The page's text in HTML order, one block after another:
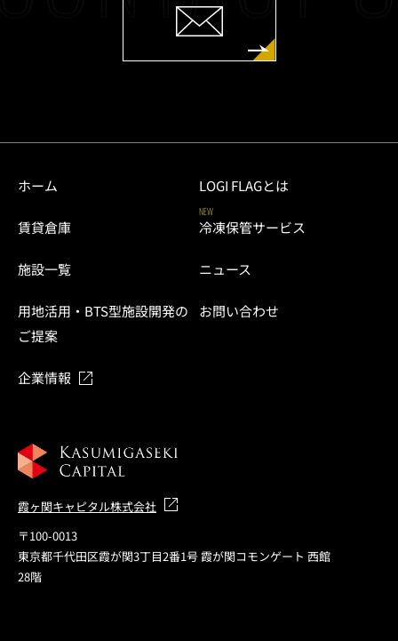
ホーム LOGI FLAGとは
賃貸倉庫
NEW
冷凍保管サービス
施設一覧 ニュース
用地活用・BTS型施設開発の
ご提案
お問い合わせ
企業情報
霞ヶ関キャピタル株式会社
〒100-0013
東京都千代田区霞が関3丁目2番1号 霞が関コモンゲート 西館
28階